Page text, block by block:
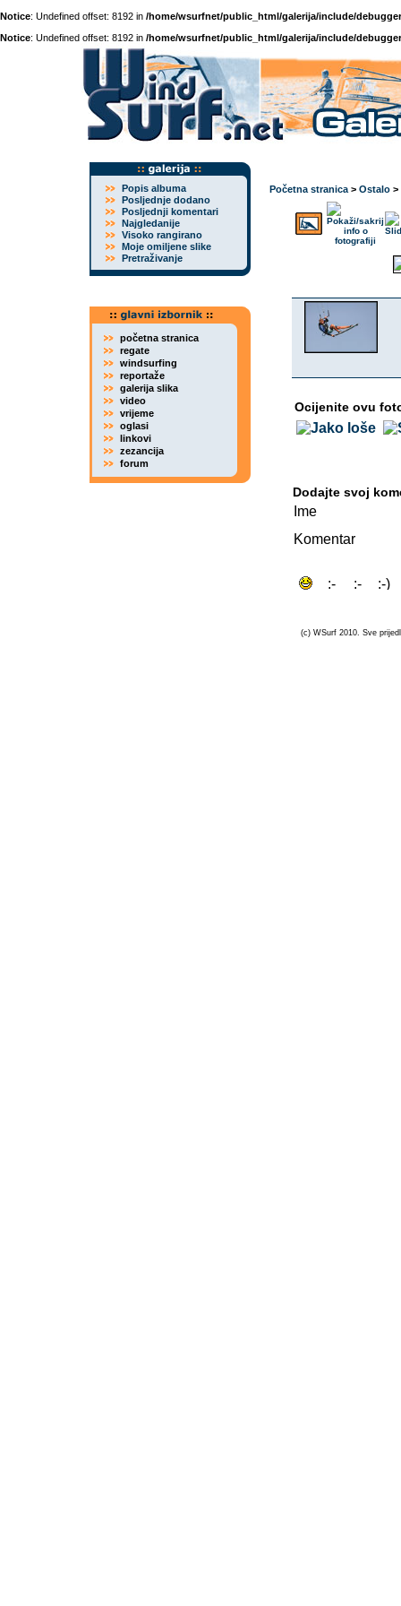
Notice: Undefined offset: 8192 in /home/wsurfnet/public_html/galerija/include/
Notice: Undefined offset: 8192 in /home/wsurfnet/public_html/galerija/include/
Popis albuma
Posljednje dodano
Posljednji komentari
Najgledanije
Visoko rangirano
Moje omiljene slike
Pretraživanje
početna stranica
regate
windsurfing
reportaže
galerija slika
video
vrijeme
oglasi
linkovi
zezancija
forum
Početna stranica > Ostalo >
Ocijenite ovu
Dodajte svoj
Ime
Komentar
(c) WSurf 2010. Sve